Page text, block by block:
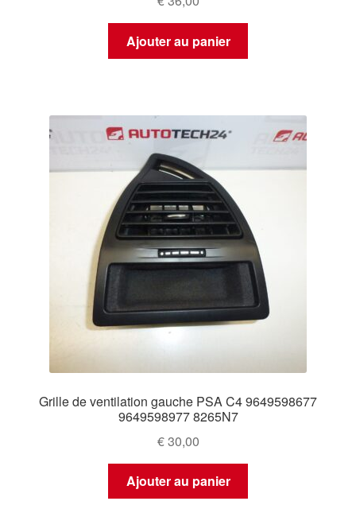
Ajouter au panier
Grille de ventilation gauche PSA C4 9649598677
9649598977 8265N7
€30,00
Ajouter au panier